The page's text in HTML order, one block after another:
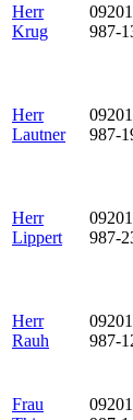
Herr
Krug
09201
987-
Herr
Lautner
09201
987-
Herr
Lippert
09201
987-
Herr
Rauh
09201
987-
Frau
09201